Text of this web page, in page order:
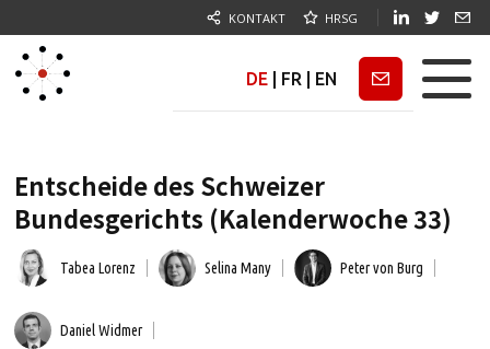
KONTAKT HRSG
DE FR EN Newsletter
Entscheide des Schweizer
Bundesgerichts (Kalenderwoche 33)
Tabea Lorenz Selina Many Peter von Burg
Daniel Widmer